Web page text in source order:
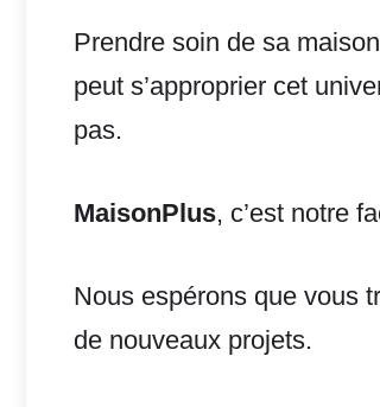
Prendre soin de sa
peut s’approprier cet
pas.
MaisonPlus, c’est notre
Nous espérons que vous
de nouveaux projets.